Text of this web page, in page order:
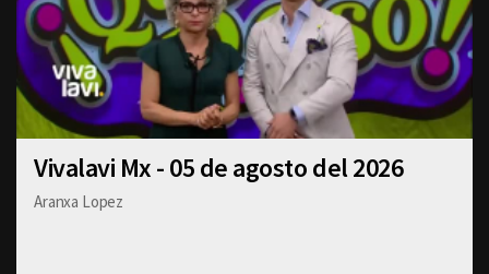
Vivalavi Mx - 05 de agosto del 2026
Aranxa Lopez